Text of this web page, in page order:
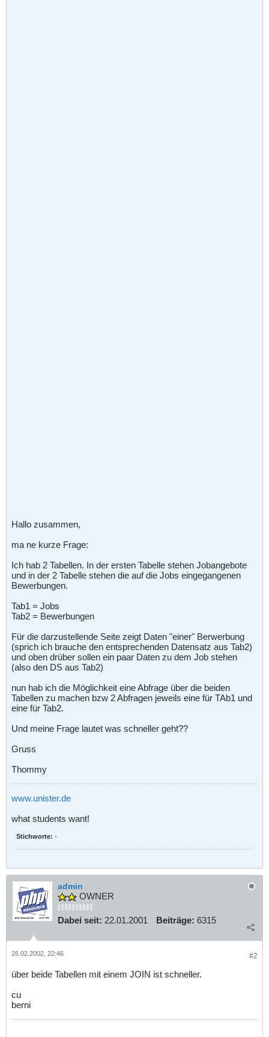
Hallo zusammen,
ma ne kurze Frage:
Ich hab 2 Tabellen. In der ersten Tabelle stehen Jobangebote
und in der 2 Tabelle stehen die auf die Jobs eingegangenen
Bewerbungen.
Tab1 = Jobs
Tab2 = Bewerbungen
Für die darzustellende Seite zeigt Daten "einer" Berwerbung
(sprich ich brauche den entsprechenden Datensatz aus Tab2)
und oben drüber sollen ein paar Daten zu dem Job stehen
(also den DS aus Tab2)
nun hab ich die Möglichkeit eine Abfrage über die beiden
Tabellen zu machen bzw 2 Abfragen jeweils eine für TAb1 und
eine für Tab2.
Und meine Frage lautet was schneller geht??
Gruss
Thommy
www.unister.de
what students want!
Stichworte: -
admin
OWNER
Dabei seit: 22.01.2001 Beiträge: 6315
#2
26.02.2002, 22:46
über beide Tabellen mit einem JOIN ist schneller.
cu
berni